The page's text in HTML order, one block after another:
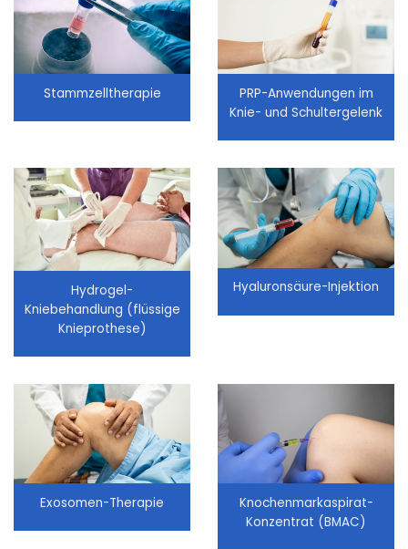
Stammzelltherapie
PRP-Anwendungen im
Knie- und Schultergelenk
Hydrogel-
Kniebehandlung (flüssige
Knieprothese)
Hyaluronsäure-Injektion
Exosomen-Therapie
Knochenmarkaspirat-
Konzentrat (BMAC)